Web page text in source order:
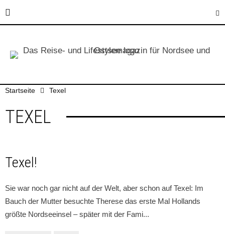
Startseite Texel
TEXEL
Texel!
Sie war noch gar nicht auf der Welt, aber schon auf Texel: Im
Bauch der Mutter besuchte Therese das erste Mal Hollands
größte Nordseeinsel – später mit der Fami...